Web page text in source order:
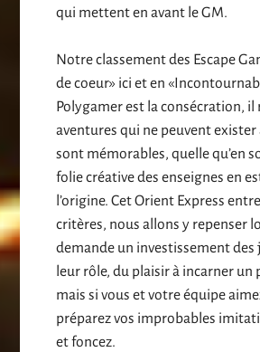
qui mettent en avant le GM.
Notre classement des Escape
de coeur» ici et en
Polygamer est la consécration, il
aventures qui ne peuvent
sont mémorables, quelle qu’en
folie créative des enseignes en
l’origine. Cet Orient Express
critères, nous allons y repenser
demande un investissement des
leur rôle, du plaisir à incarner un
mais si vous et votre équipe
préparez vos improbables
et foncez.